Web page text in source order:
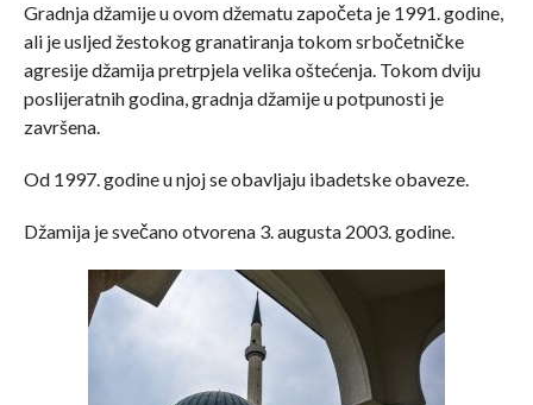
Gradnja džamije u ovom džematu započeta je 1991. godine,
ali je usljed žestokog granatiranja tokom srbočetničke
agresije džamija pretrpjela velika oštećenja. Tokom dviju
poslijeratnih godina, gradnja džamije u potpunosti je
završena.
Od 1997. godine u njoj se obavljaju ibadetske obaveze.
Džamija je svečano otvorena 3. augusta 2003. godine.